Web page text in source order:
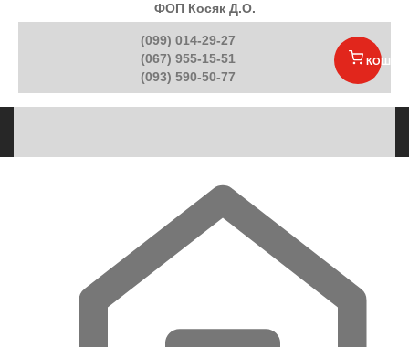
ФОП Косяк Д.О.
(099) 014-29-27
(067) 955-15-51
(093) 590-50-77
КОШИК